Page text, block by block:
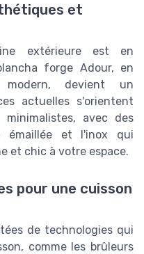
et
extérieure est en
forge Adour, en
devient un
actuelles s'orientent
avec des
émaillée et l'inox qui
et chic à votre espace.
pour une cuisson
de technologies qui
comme les brûleurs